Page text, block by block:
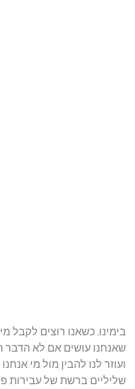
בימינו, כשאנו רוצים
שאנחנו עושים אם לא הדבר
ועוזר לנו להבין מול מי
שליליים ברשת של עבירות